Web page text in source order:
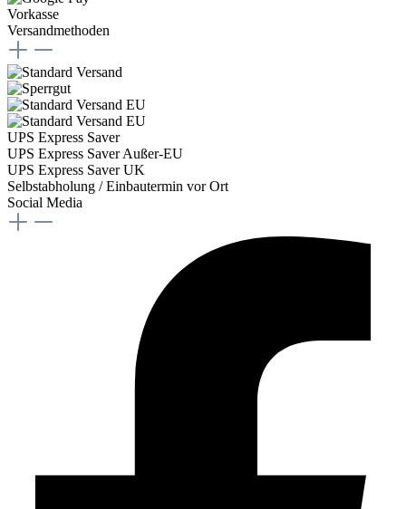
Vorkasse
Versandmethoden
UPS Express Saver
UPS Express Saver Außer-EU
UPS Express Saver UK
Selbstabholung / Einbautermin vor Ort
Social Media